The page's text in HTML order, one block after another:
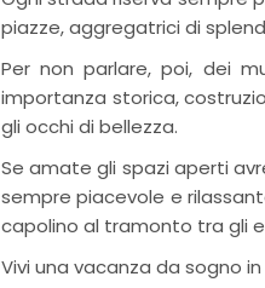
piazze, aggregatrici di
Per non parlare, poi, dei
importanza storica,
gli occhi di bellezza.
Se amate gli spazi aperti
sempre piacevole e
capolino al tramonto tra gli
Vivi una vacanza da sogno